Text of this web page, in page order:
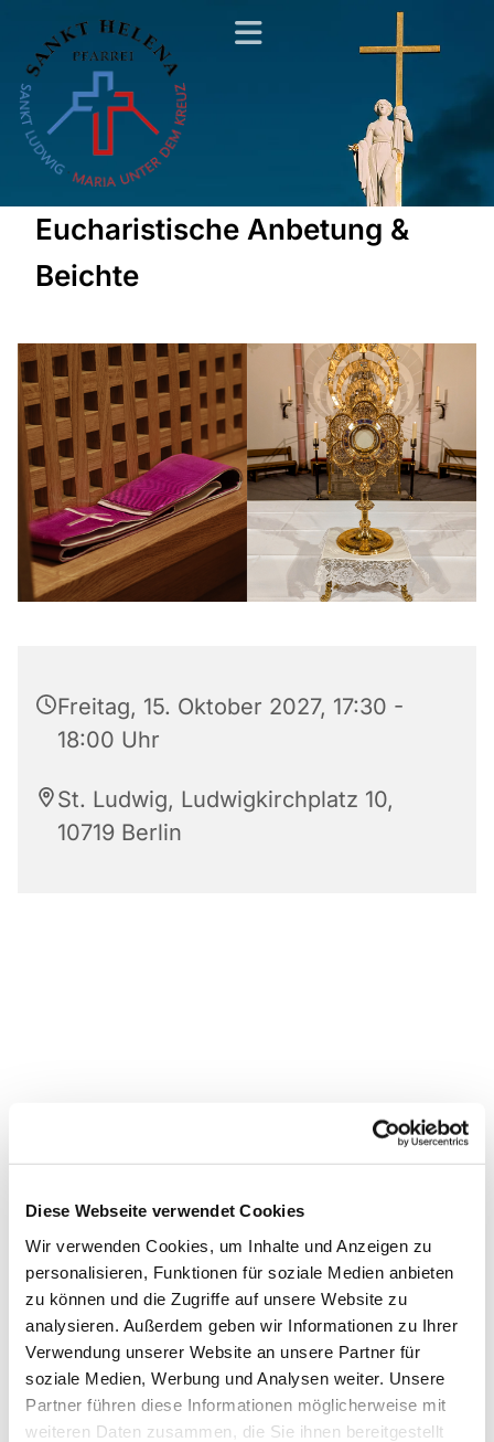
Diese Webseite verwendet Cookies
Wir verwenden Cookies, um Inhalte und Anzeigen zu
personalisieren, Funktionen für soziale Medien anbieten
zu können und die Zugriffe auf unsere Website zu
analysieren. Außerdem geben wir Informationen zu Ihrer
Verwendung unserer Website an unsere Partner für
soziale Medien, Werbung und Analysen weiter. Unsere
Partner führen diese Informationen möglicherweise mit
weiteren Daten zusammen, die Sie ihnen bereitgestellt
Eucharistische Anbetung &
Beichte
Freitag, 15. Oktober 2027, 17:30 -
18:00 Uhr
St. Ludwig, Ludwigkirchplatz 10,
10719 Berlin
Dies könnte Sie auch
interessieren